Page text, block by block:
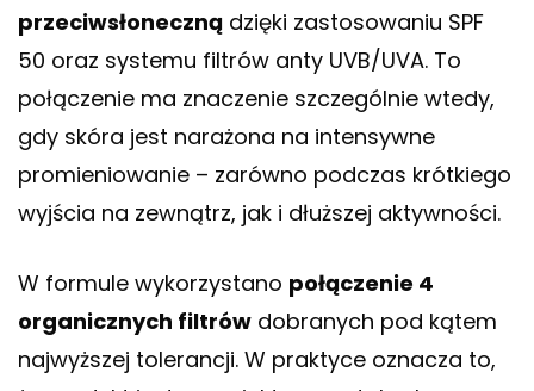
przeciwsłoneczną dzięki zastosowaniu SPF
50 oraz systemu filtrów anty UVB/UVA. To
połączenie ma znaczenie szczególnie wtedy,
gdy skóra jest narażona na intensywne
promieniowanie – zarówno podczas krótkiego
wyjścia na zewnątrz, jak i dłuższej aktywności.
W formule wykorzystano połączenie 4
organicznych filtrów dobranych pod kątem
najwyższej tolerancji. W praktyce oznacza to,